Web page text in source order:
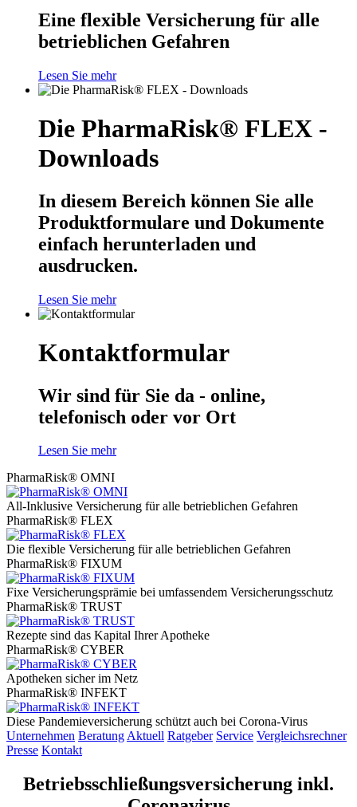
Eine flexible Versicherung für alle
betrieblichen Gefahren
Lesen Sie mehr
Die PharmaRisk® FLEX -
Downloads
In diesem Bereich können Sie alle
Produktformulare und Dokumente
einfach herunterladen und
ausdrucken.
Lesen Sie mehr
Kontaktformular
Wir sind für Sie da - online,
telefonisch oder vor Ort
Lesen Sie mehr
PharmaRisk® OMNI
All-Inklusive Versicherung für alle betrieblichen Gefahren
PharmaRisk® FLEX
Die flexible Versicherung für alle betrieblichen Gefahren
PharmaRisk® FIXUM
Fixe Versicherungsprämie bei umfassendem Versicherungsschutz
PharmaRisk® TRUST
Rezepte sind das Kapital Ihrer Apotheke
PharmaRisk® CYBER
Apotheken sicher im Netz
PharmaRisk® INFEKT
Diese Pandemieversicherung schützt auch bei Corona-Virus
Unternehmen BeratungAktuell Ratgeber Service Vergleichsrechner
Presse Kontakt
Betriebsschließungsversicherung inkl.